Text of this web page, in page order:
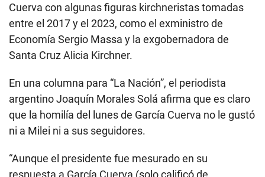
Cuerva con algunas figuras kirchneristas tomadas
entre el 2017 y el 2023, como el exministro de
Economía Sergio Massa y la exgobernadora de
Santa Cruz Alicia Kirchner.
En una columna para “La Nación”, el periodista
argentino Joaquín Morales Solá afirma que es claro
que la homilía del lunes de García Cuerva no le gustó
ni a Milei ni a sus seguidores.
“Aunque el presidente fue mesurado en su